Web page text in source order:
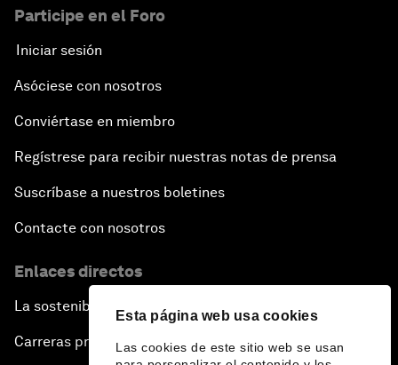
Esta página web usa cookies
Las cookies de este sitio web se usan
Participe en el Foro
Iniciar sesión
Asóciese con nosotros
Conviértase en miembro
Regístrese para recibir nuestras notas de prensa
Suscríbase a nuestros boletines
Contacte con nosotros
Enlaces directos
La sostenibilidad en el Foro
Carreras profesionales